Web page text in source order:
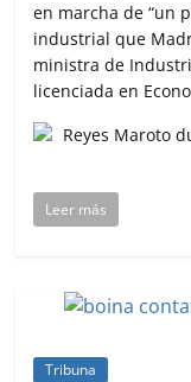
en marcha de “un
industrial que
ministra de
licenciada en
Leer más
Tribuna